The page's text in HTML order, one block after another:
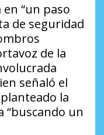
“un paso
de seguridad
de la
señaló el
la
“buscando un